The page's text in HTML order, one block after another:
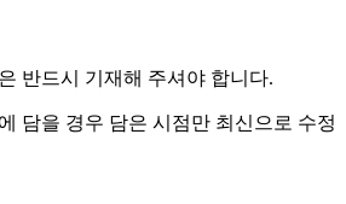
반드시 기재해 주셔야 합니다.
담을 경우 담은 시점만 최신으로 수정